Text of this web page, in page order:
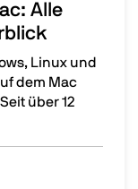
Alle
Linux und
dem Mac
über 12
Funktionen im